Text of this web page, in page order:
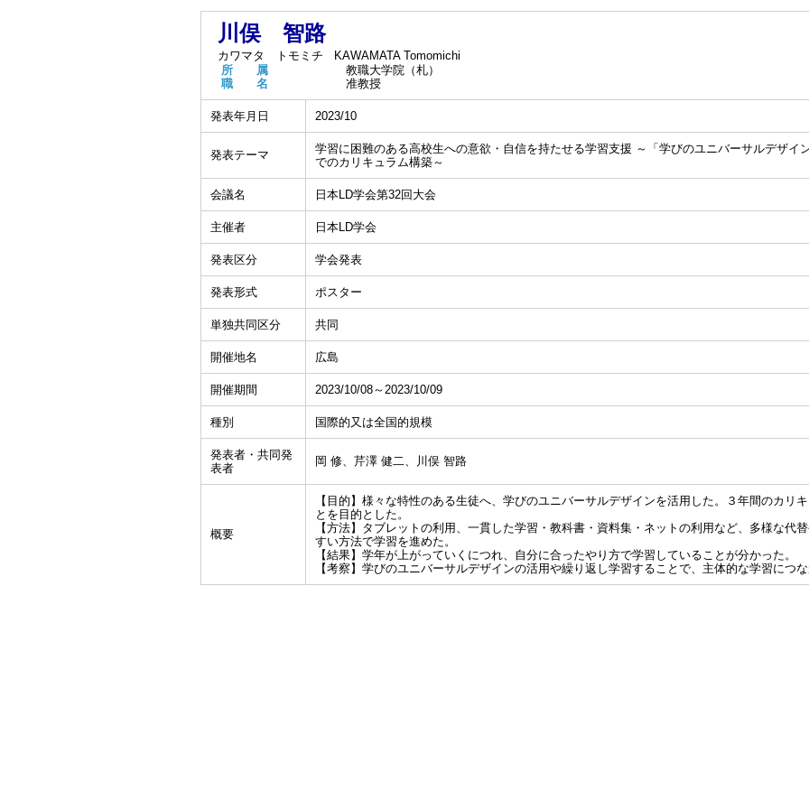
川俣 智路
カワマタ トモミチ
KAWAMATA Tomomichi
所 属
教職大学院（札）
職 名
准教授
発表年月日 2023/10
発表テーマ
学習に困難のある高校生への意欲・自信を持たせる学習支援 ～「学びのユニバーサルデザイ
でのカリキュラム構築～
会議名 日本LD学会第32回大会
主催者 日本LD学会
発表区分 学会発表
発表形式 ポスター
単独共同区分 共同
開催地名 広島
開催期間 2023/10/08～2023/10/09
種別 国際的又は全国的規模
発表者・共同発
表者
岡 修、芹澤 健二、川俣 智路
概要
【目的】様々な特性のある生徒へ、学びのユニバーサルデザインを活用した。３年間のカリ
とを目的とした。
【方法】タブレットの利用、一貫した学習・教科書・資料集・ネットの利用など、多様な代
すい方法で学習を進めた。
【結果】学年が上がっていくにつれ、自分に合ったやり方で学習していることが分かった。
【考察】学びのユニバーサルデザインの活用や繰り返し学習することで、主体的な学習につ